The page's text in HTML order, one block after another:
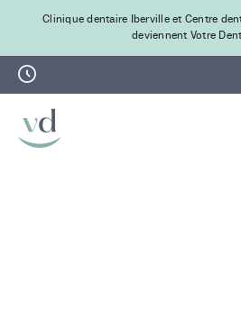
Clinique dentaire Iberville et Centre
deviennent Votre